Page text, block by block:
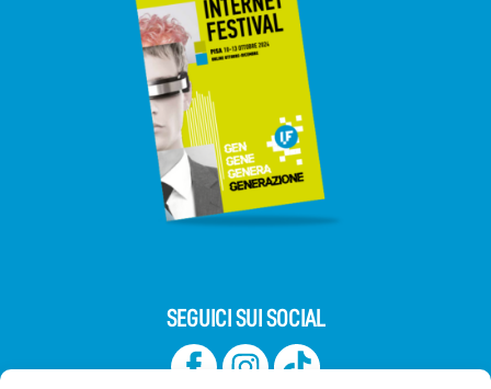
SEGUICI SUI SOCIAL